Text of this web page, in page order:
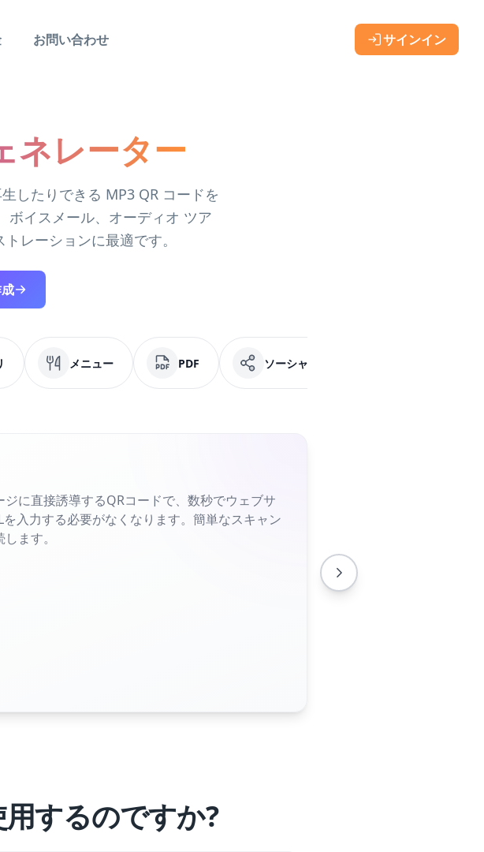
お問い合わせ サインイン
ネレーター
したりできる MP3 QR コードを
ボイスメール、オーディオ ツア
レーションに最適です。
メニュー PDF ソーシャルメディア
に直接誘導するQRコードで、数秒でウェブサ
入力する必要がなくなります。簡単なスキャン
ます。
するのですか?